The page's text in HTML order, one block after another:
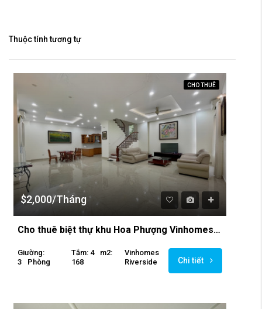
Thuộc tính tương tự
CHO THUÊ
$2,000/Tháng
Cho thuê biệt thự khu Hoa Phượng Vinhomes Riverside
Giường:
3
Phòng
Tắm: 4
M2:
168
Vinhomes
Riverside
Chi tiết